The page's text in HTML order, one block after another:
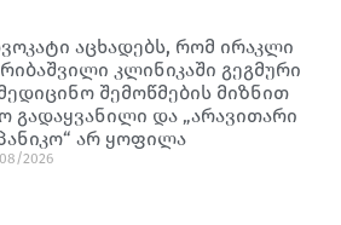
აცხადებს, რომ ირაკლი
კლინიკაში გეგმური
შემოწმების მიზნით
გადაყვანილი და „არავითარი
არ ყოფილა
2026